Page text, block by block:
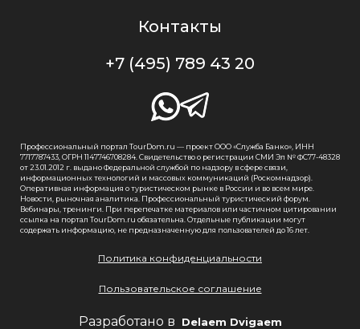
Контакты
+7 (495) 789 43 20
Профессиональный портал TourDom.ru — проект ООО «Служба Банко», ИНН
7717787433, ОГРН 1147746708284. Свидетельство о регистрации СМИ Эл № ФС77-48328
от 23.01.2012 г. выдано Федеральной службой по надзору в сфере связи,
информационных технологий и массовых коммуникаций (Роскомнадзор).
Оперативная информация о туристическом рынке в России и во всем мире.
Новости, рыночная аналитика. Профессиональный туристический форум.
Вебинары, тренинги. При перепечатке материалов или частичном цитировании
ссылка на портал TourDom.ru обязательна. Отдельные публикации могут
содержать информацию, не предназначенную для пользователей до 16 лет.
Политика конфиденциальности
Пользовательское соглашение
Разработано в Delaem Dvigaem